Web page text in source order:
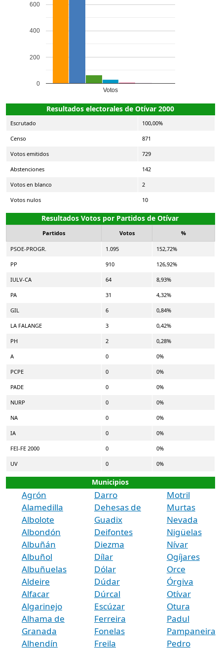
Votos
0
200
400
600
Resultados electorales de Otívar 2000
Escrutado 100,00%
Censo 871
Votos emitidos 729
Abstenciones 142
Votos en blanco 2
Votos nulos 10
Resultados Votos por Partidos de Otívar
Partidos Votos %
PSOE-PROGR. 1.095 152,72%
PP 910 126,92%
IULV-CA 64 8,93%
PA 31 4,32%
GIL 6 0,84%
LA FALANGE 3 0,42%
PH 2 0,28%
A 0 0%
PCPE 0 0%
PADE 0 0%
NURP 0 0%
NA 0 0%
IA 0 0%
FEI-FE 2000 0 0%
UV 0 0%
Municipios
Agrón
Alamedilla
Albolote
Albondón
Albuñán
Albuñol
Albuñuelas
Aldeire
Alfacar
Algarinejo
Alhama de
Granada
Alhendín
Darro
Dehesas de
Guadix
Deifontes
Diezma
Dílar
Dólar
Dúdar
Dúrcal
Escúzar
Ferreira
Fonelas
Freila
Motril
Murtas
Nevada
Nigüelas
Nívar
Ogíjares
Orce
Órgiva
Otívar
Otura
Padul
Pampaneira
Pedro